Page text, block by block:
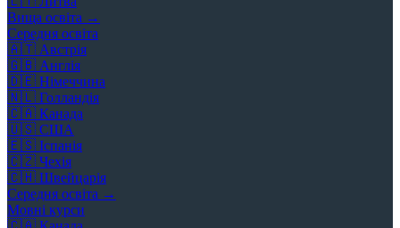
Вища освіта →
Середня освіта
🇦🇹 Австрія
🇬🇧 Англія
🇩🇪 Німеччина
🇳🇱 Голландія
🇨🇦 Канада
🇺🇸 США
🇪🇸 Іспанія
🇨🇿 Чехія
🇨🇭 Швейцарія
Середня освіта →
Мовні курси